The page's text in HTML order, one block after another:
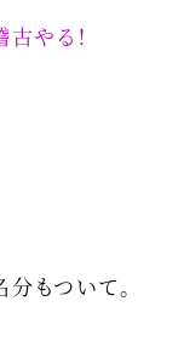
やる！
もついて。